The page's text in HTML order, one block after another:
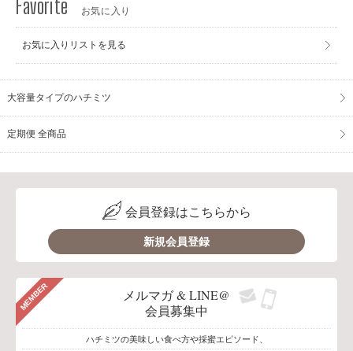
お気に入り
お気に入りリストを見る
大容量タイプのハチミツ
定期便 全商品
会員登録はこちらから
新規会員登録
MEMBER
メルマガ & LINE@
会員募集中
ハチミツの美味しい食べ方や採蜜エピソード、